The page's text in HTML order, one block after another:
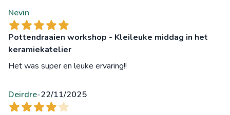
Nevin
Pottendraaien workshop - Kleileuke middag in het
keramiekatelier
Het was super en leuke ervaring!!
Deirdre•22/11/2025